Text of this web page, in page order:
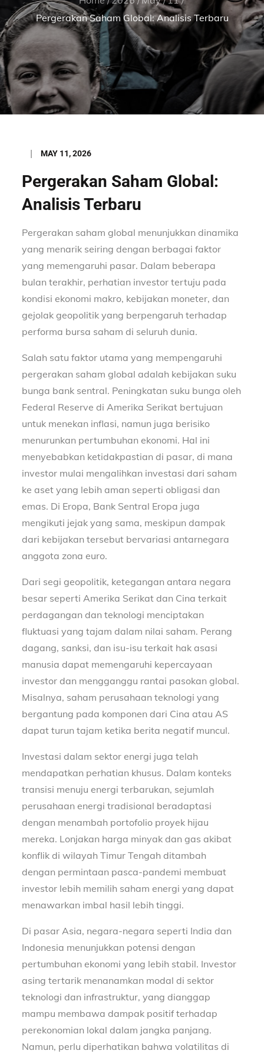
Pergerakan Saham Global: Analisis Terbaru
Posted
MAY 11, 2026
Pergerakan Saham Global:
Analisis Terbaru
Pergerakan saham global menunjukkan dinamika
yang menarik seiring dengan berbagai faktor
yang memengaruhi pasar. Dalam beberapa
bulan terakhir, perhatian investor tertuju pada
kondisi ekonomi makro, kebijakan moneter, dan
gejolak geopolitik yang berpengaruh terhadap
performa bursa saham di seluruh dunia.
Salah satu faktor utama yang mempengaruhi
pergerakan saham global adalah kebijakan suku
bunga bank sentral. Peningkatan suku bunga oleh
Federal Reserve di Amerika Serikat bertujuan
untuk menekan inflasi, namun juga berisiko
menurunkan pertumbuhan ekonomi. Hal ini
menyebabkan ketidakpastian di pasar, di mana
investor mulai mengalihkan investasi dari saham
ke aset yang lebih aman seperti obligasi dan
emas. Di Eropa, Bank Sentral Eropa juga
mengikuti jejak yang sama, meskipun dampak
dari kebijakan tersebut bervariasi antarnegara
anggota zona euro.
Dari segi geopolitik, ketegangan antara negara
besar seperti Amerika Serikat dan Cina terkait
perdagangan dan teknologi menciptakan
fluktuasi yang tajam dalam nilai saham. Perang
dagang, sanksi, dan isu-isu terkait hak asasi
manusia dapat memengaruhi kepercayaan
investor dan mengganggu rantai pasokan global.
Misalnya, saham perusahaan teknologi yang
bergantung pada komponen dari Cina atau AS
dapat turun tajam ketika berita negatif muncul.
Investasi dalam sektor energi juga telah
mendapatkan perhatian khusus. Dalam konteks
transisi menuju energi terbarukan, sejumlah
perusahaan energi tradisional beradaptasi
dengan menambah portofolio proyek hijau
mereka. Lonjakan harga minyak dan gas akibat
konflik di wilayah Timur Tengah ditambah
dengan permintaan pasca-pandemi membuat
investor lebih memilih saham energi yang dapat
menawarkan imbal hasil lebih tinggi.
Di pasar Asia, negara-negara seperti India dan
Indonesia menunjukkan potensi dengan
pertumbuhan ekonomi yang lebih stabil. Investor
asing tertarik menanamkan modal di sektor
teknologi dan infrastruktur, yang dianggap
mampu membawa dampak positif terhadap
perekonomian lokal dalam jangka panjang.
Namun, perlu diperhatikan bahwa volatilitas di